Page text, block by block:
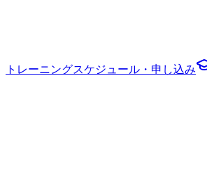
トレーニングスケジュール・申し込み